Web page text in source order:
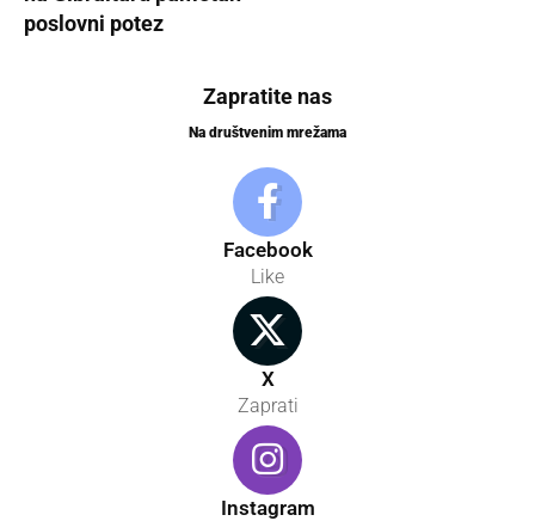
poslovni potez
Zapratite nas
Na društvenim mrežama
Facebook
Like
X
Zaprati
Instagram